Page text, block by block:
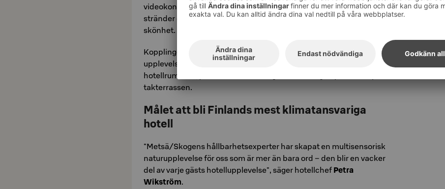
videokonst. Detta fridfulla och vackra verk färdas längs Östersjöns
stränder och skärgården, och speglar havets mångfald och
skönhet.
Kopplingen till naturen, lugnet och de multisensoriska
upplevelserna sträcker sig också till materialen som används i
hotellrummen, porslinet i restaurangerna och ängen planterad på
takterrassen.
Målet att bli Finlands mest klimatansvariga
hotell
"Metsä/Skogens hållbarhetsexperter har skapat en multisensorisk
naturupplevelse för oss som är mer än bara ord – den blir en vacker
del av varje gästs hotellupplevelse", säger hotellchef Petra
Wikström.